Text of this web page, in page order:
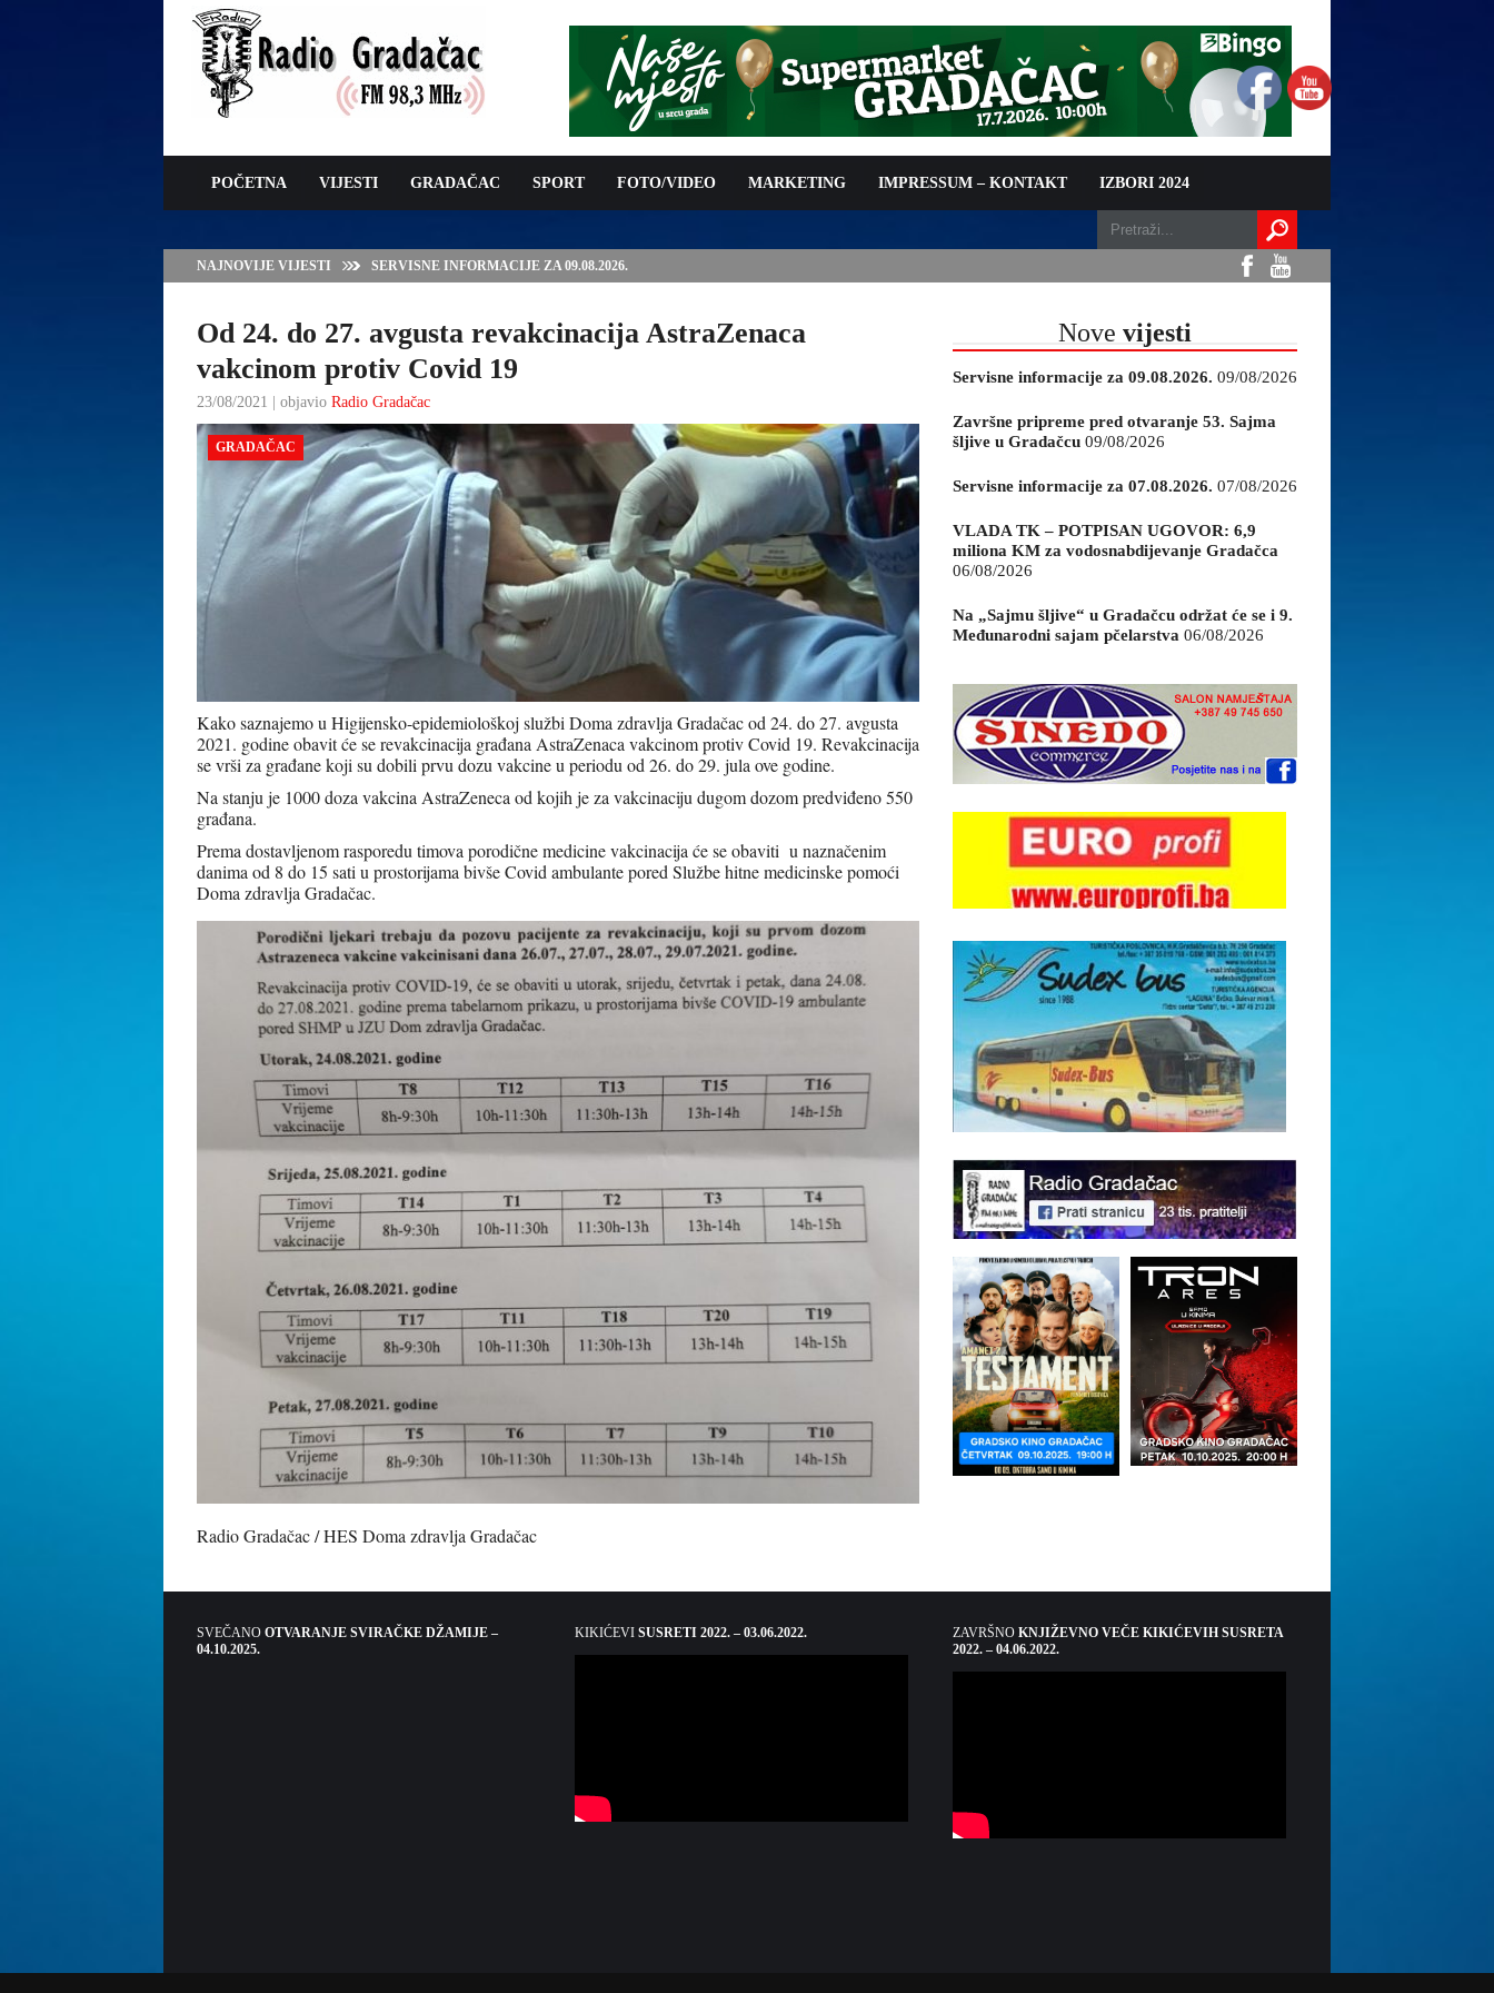
POČETNA VIJESTI GRADAČAC SPORT FOTO/VIDEO MARKETING IMPRESSUM – KONTAKT IZBORI 2024
NAJNOVIJE VIJESTI ZAVRŠNE PRIPREME PRED OTVARANJE 53. SAJMA ŠLJIVE U GRADAČCU
Od 24. do 27. avgusta revakcinacija AstraZenaca
vakcinom protiv Covid 19
23/08/2021 | objavio Radio Gradačac
GRADAČAC
Kako saznajemo u Higijensko-epidemiološkoj službi Doma zdravlja Gradačac od 24. do 27. avgusta
2021. godine obavit će se revakcinacija građana AstraZenaca vakcinom protiv Covid 19. Revakcinacija
se vrši za građane koji su dobili prvu dozu vakcine u periodu od 26. do 29. jula ove godine.
Na stanju je 1000 doza vakcina AstraZeneca od kojih je za vakcinaciju dugom dozom predviđeno 550
građana.
Prema dostavljenom rasporedu timova porodične medicine vakcinacija će se obaviti u naznačenim
danima od 8 do 15 sati u prostorijama bivše Covid ambulante pored Službe hitne medicinske pomoći
Doma zdravlja Gradačac.
Radio Gradačac / HES Doma zdravlja Gradačac
Nove vijesti
Servisne informacije za 09.08.2026. 09/08/2026
Završne pripreme pred otvaranje 53. Sajma
šljive u Gradačcu 09/08/2026
Servisne informacije za 07.08.2026. 07/08/2026
VLADA TK – POTPISAN UGOVOR: 6,9
miliona KM za vodosnabdijevanje Gradačca
06/08/2026
Na „Sajmu šljive“ u Gradačcu održat će se i 9.
Međunarodni sajam pčelarstva 06/08/2026
SVEČANO OTVARANJE SVIRAČKE DŽAMIJE –
04.10.2025.
KIKIĆEVI SUSRETI 2022. – 03.06.2022. ZAVRŠNO KNJIŽEVNO VEČE KIKIĆEVIH SUSRETA
2022. – 04.06.2022.